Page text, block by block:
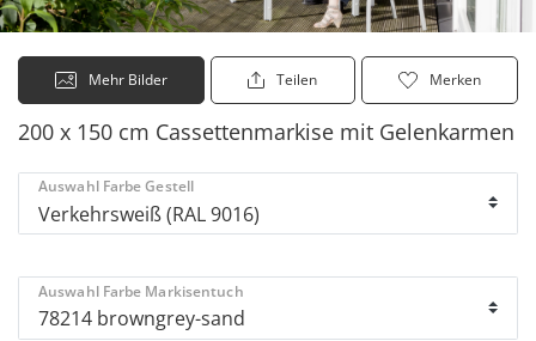
Mehr Bilder Teilen Merken
200 x 150 cm Cassettenmarkise mit Gelenkarmen
Auswahl Farbe Gestell
Auswahl Farbe Markisentuch